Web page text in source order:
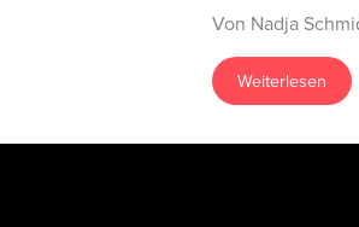
Von Nadja
Weiterlesen